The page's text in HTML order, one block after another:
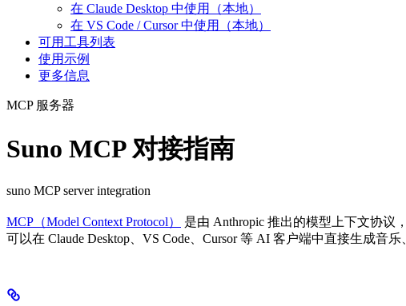
在 Claude Desktop 中使用（本地）
在 VS Code / Cursor 中使用（本地）
可用工具列表
使用示例
更多信息
MCP 服务器
Suno MCP 对接指南
suno MCP server integration
MCP（Model Context Protocol）
是由 Anthropic 推出的模型上下文协议
可以在 Claude Desktop、VS Code、Cursor 等 AI 客户端中直接生成音